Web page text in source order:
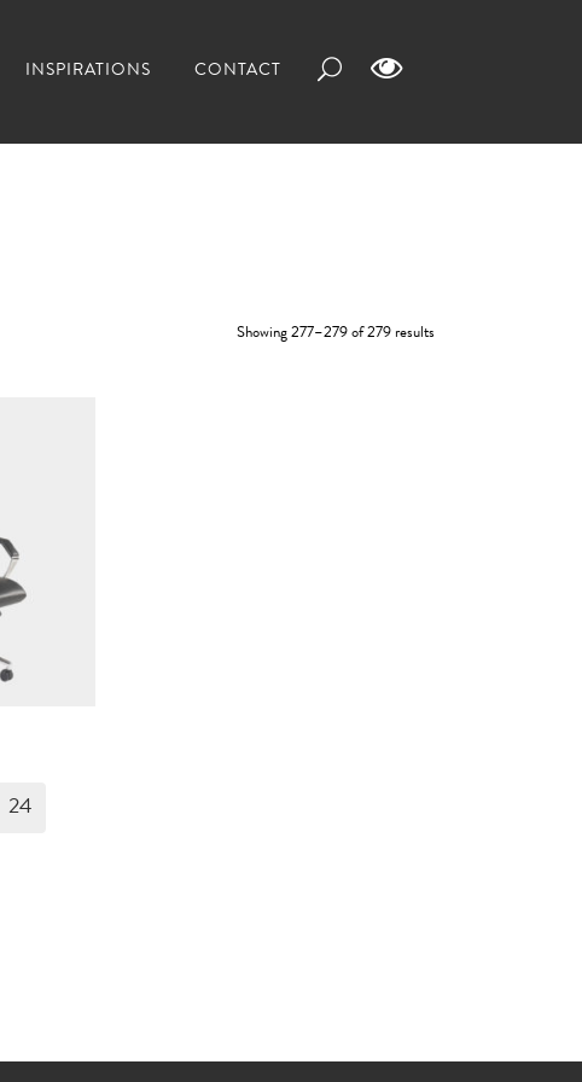
INSPIRATIONS CONTACT
Showing 277–279 of 279 results
24